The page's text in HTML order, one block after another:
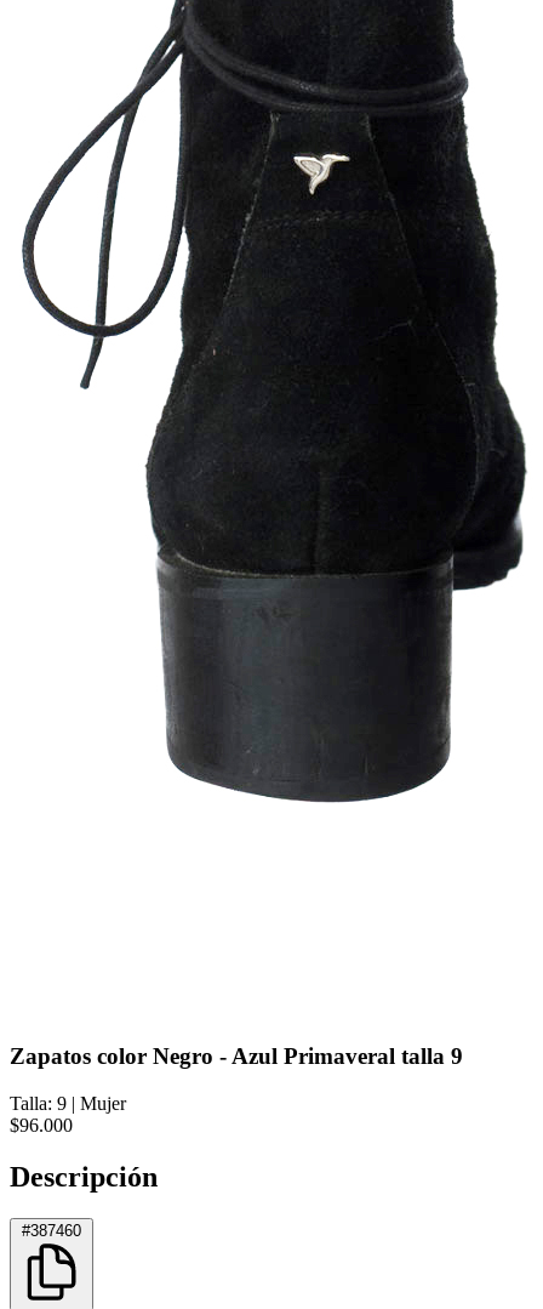
Zapatos color Negro - Azul Primaveral talla 9
Talla: 9 | Mujer
$96.000
Descripción
#387460